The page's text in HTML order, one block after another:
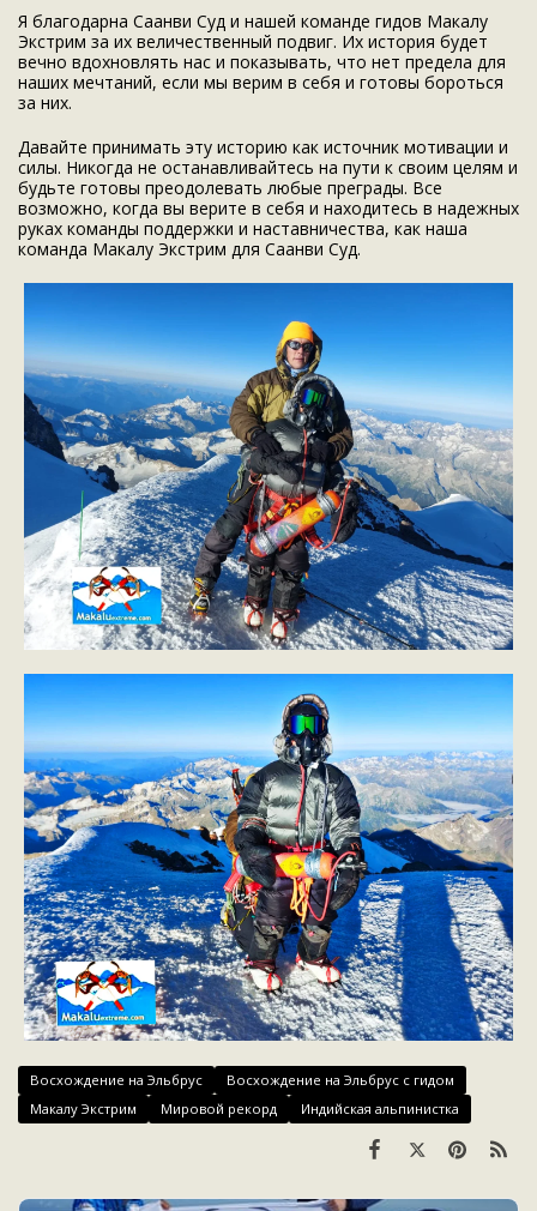
Я благодарна Саанви Суд и нашей команде гидов Макалу
Экстрим за их величественный подвиг. Их история будет
вечно вдохновлять нас и показывать, что нет предела для
наших мечтаний, если мы верим в себя и готовы бороться
за них.
Давайте принимать эту историю как источник мотивации и
силы. Никогда не останавливайтесь на пути к своим целям и
будьте готовы преодолевать любые преграды. Все
возможно, когда вы верите в себя и находитесь в надежных
руках команды поддержки и наставничества, как наша
команда Макалу Экстрим для Саанви Суд.
Восхождение на Эльбрус
Восхождение на Эльбрус с гидом
Макалу Экстрим
Мировой рекорд Индийская альпинистка